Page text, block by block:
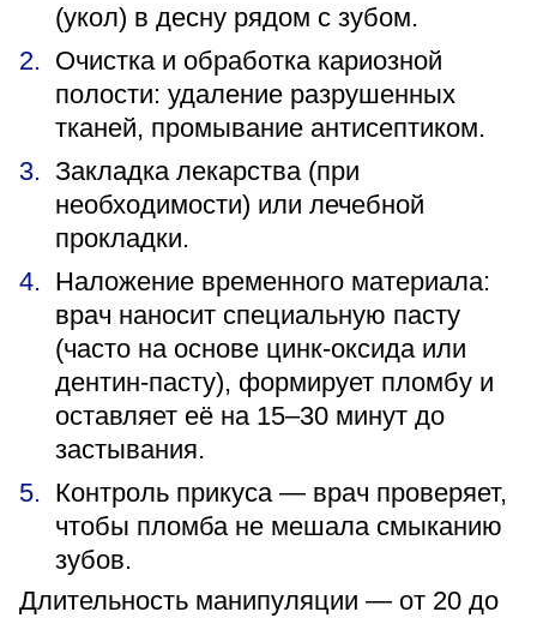
(укол) в десну рядом с зубом.
Очистка и обработка кариозной
полости: удаление разрушенных
тканей, промывание антисептиком.
Закладка лекарства (при
необходимости) или лечебной
прокладки.
Наложение временного материала:
врач наносит специальную пасту
(часто на основе цинк-оксида или
дентин-пасту), формирует пломбу и
оставляет её на 15–30 минут до
застывания.
Контроль прикуса — врач проверяет,
чтобы пломба не мешала смыканию
зубов.
Длительность манипуляции — от 20 до